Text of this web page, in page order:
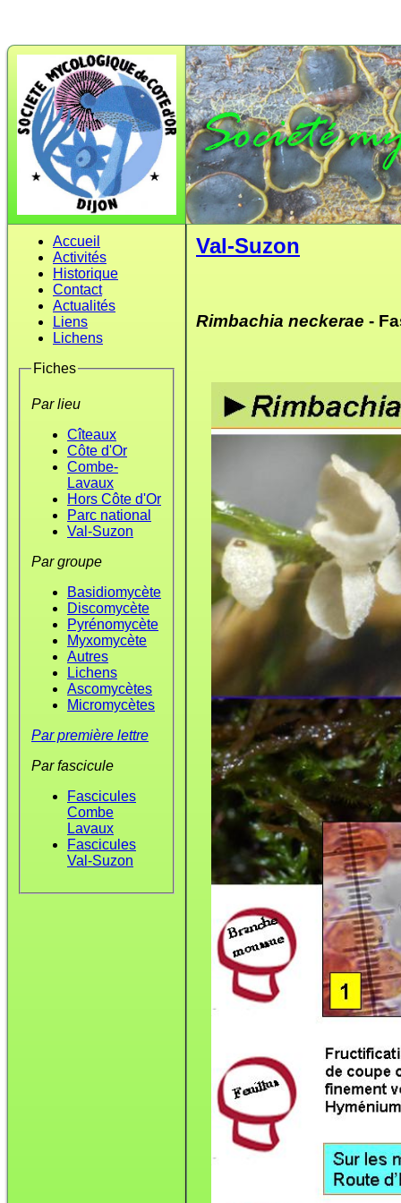
Accueil
Activités
Historique
Contact
Actualités
Liens
Lichens
Fiches
Par lieu
Cîteaux
Côte d'Or
Combe-
Lavaux
Hors Côte d'Or
Parc national
Val-Suzon
Par groupe
Basidiomycète
Discomycète
Pyrénomycète
Myxomycète
Autres
Lichens
Ascomycètes
Micromycètes
Par première lettre
Par fascicule
Fascicules
Combe
Lavaux
Fascicules
Val-Suzon
Val-Suzon
Rimbachia neckerae -